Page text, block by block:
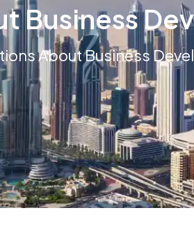
Business
About Business